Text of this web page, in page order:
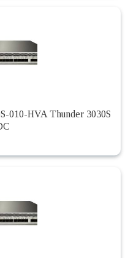
010-HVA Thunder 3030S